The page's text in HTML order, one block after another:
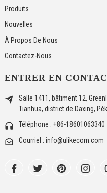
Produits
Nouvelles
À Propos De Nous
Contactez-Nous
ENTRER EN
Salle 1411, bâtiment 12,
Tianhua, district de Daxing,
Téléphone : +86-18601063340
Courriel : info@ulikecom.com